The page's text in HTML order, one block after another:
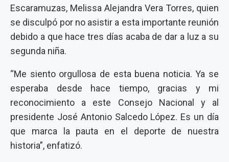
Escaramuzas, Melissa Alejandra Vera Torres, quien
se disculpó por no asistir a esta importante reunión
debido a que hace tres días acaba de dar a luz a su
segunda niña.
“Me siento orgullosa de esta buena noticia. Ya se
esperaba desde hace tiempo, gracias y mi
reconocimiento a este Consejo Nacional y al
presidente José Antonio Salcedo López. Es un día
que marca la pauta en el deporte de nuestra
historia”, enfatizó.